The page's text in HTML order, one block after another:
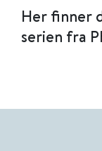
Her finner
serien fra